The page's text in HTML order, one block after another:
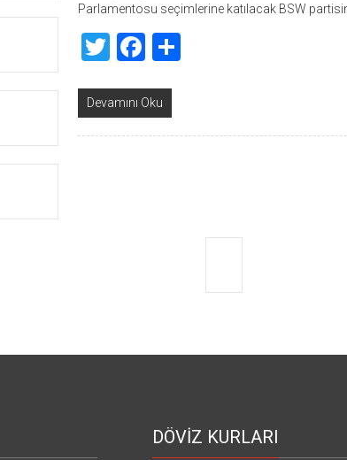
Parlamentosu seçimlerine katılacak BSW
TwitterFacebook
Devamını Oku
DÖVİZ KURLARI